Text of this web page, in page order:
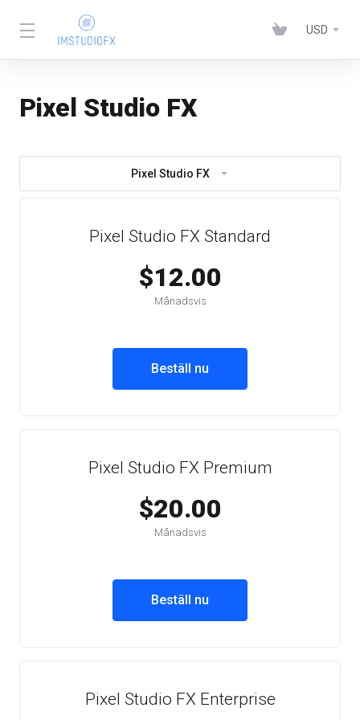
USD
Pixel Studio FX
Pixel Studio FX
Pixel Studio FX Standard
$12.00
Månadsvis
Beställ nu
Pixel Studio FX Premium
$20.00
Månadsvis
Beställ nu
Pixel Studio FX Enterprise